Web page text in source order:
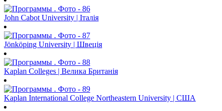
John Cabot University | Італія
Jönköping University | Швеція
Kaplan Colleges | Велика Британія
Kaplan International College Northeastern University | США